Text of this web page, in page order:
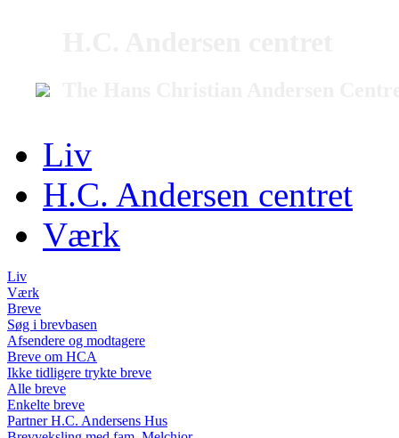
Liv
H.C. Andersen centret
Værk
Liv
Værk
Breve
Søg i brevbasen
Afsendere og modtagere
Breve om HCA
Ikke tidligere trykte breve
Alle breve
Enkelte breve
Partner H.C. Andersens Hus